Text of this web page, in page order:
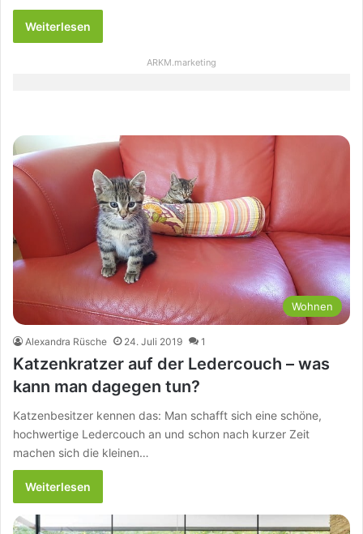
Weiterlesen
ARKM.marketing
Wohnen
Alexandra Rüsche 24. Juli 2019 1
Katzenkratzer auf der Ledercouch – was
kann man dagegen tun?
Katzenbesitzer kennen das: Man schafft sich eine schöne,
hochwertige Ledercouch an und schon nach kurzer Zeit
machen sich die kleinen…
Weiterlesen